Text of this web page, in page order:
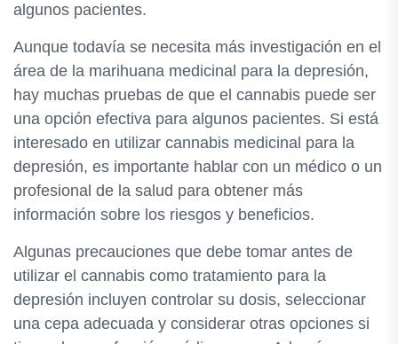
algunos pacientes.
Aunque todavía se necesita más investigación en el
área de la marihuana medicinal para la depresión,
hay muchas pruebas de que el cannabis puede ser
una opción efectiva para algunos pacientes. Si está
interesado en utilizar cannabis medicinal para la
depresión, es importante hablar con un médico o un
profesional de la salud para obtener más
información sobre los riesgos y beneficios.
Algunas precauciones que debe tomar antes de
utilizar el cannabis como tratamiento para la
depresión incluyen controlar su dosis, seleccionar
una cepa adecuada y considerar otras opciones si